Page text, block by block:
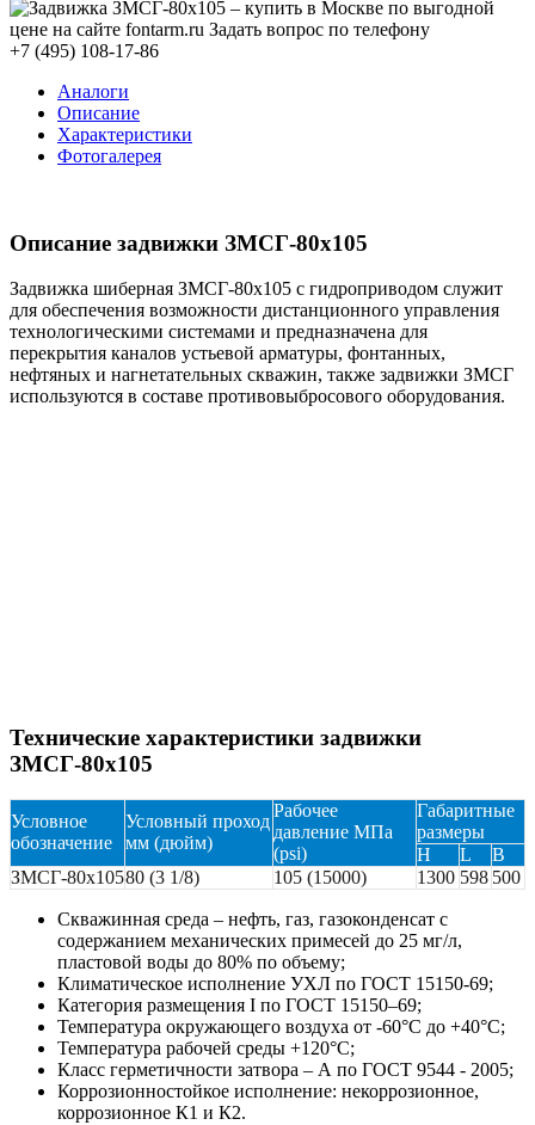
+7 (495) 108-17-86
Аналоги
Описание
Характеристики
Фотогалерея
Описание задвижки ЗМСГ-80х105
Задвижка шиберная ЗМСГ-80х105 с гидроприводом служит
для обеспечения возможности дистанционного управления
технологическими системами и предназначена для
перекрытия каналов устьевой арматуры, фонтанных,
нефтяных и нагнетательных скважин, также задвижки ЗМСГ
используются в составе противовыбросового оборудования.
Технические характеристики задвижки
ЗМСГ-80х105
Условное
обозначение
Условный проход
мм (дюйм)
Рабочее
давление МПа
(psi)
Габаритные
размеры
H
L
B
ЗМСГ-80х10580 (3 1/8) 105 (15000) 1300 598 500
Скважинная среда – нефть, газ, газоконденсат с
содержанием механических примесей до 25 мг/л,
пластовой воды до 80% по объему;
Климатическое исполнение УХЛ по ГОСТ 15150-69;
Категория размещения I по ГОСТ 15150–69;
Температура окружающего воздуха от -60°С до +40°С;
Температура рабочей среды +120°С;
Класс герметичности затвора – А по ГОСТ 9544 - 2005;
Коррозионностойкое исполнение: некоррозионное,
коррозионное К1 и К2.